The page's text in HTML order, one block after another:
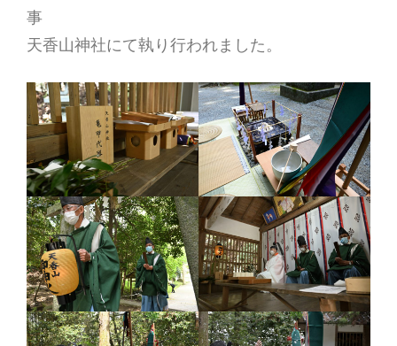
事
天香山神社にて執り行われました。